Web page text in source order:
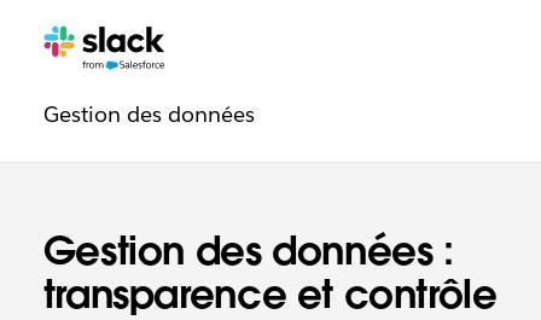
Gestion des données :
transparence et contrôle
Navigation
Pages
Gestion des donnéessupplémentaires